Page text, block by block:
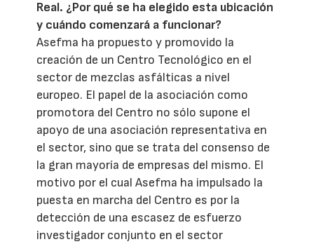
Real. ¿Por qué se ha elegido esta ubicación
y cuándo comenzará a funcionar?
Asefma ha propuesto y promovido la
creación de un Centro Tecnológico en el
sector de mezclas asfálticas a nivel
europeo. El papel de la asociación como
promotora del Centro no sólo supone el
apoyo de una asociación representativa en
el sector, sino que se trata del consenso de
la gran mayoría de empresas del mismo. El
motivo por el cual Asefma ha impulsado la
puesta en marcha del Centro es por la
detección de una escasez de esfuerzo
investigador conjunto en el sector